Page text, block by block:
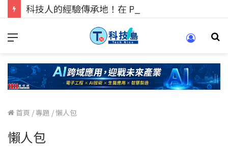
首頁 /專題 /懶人包
懶人包